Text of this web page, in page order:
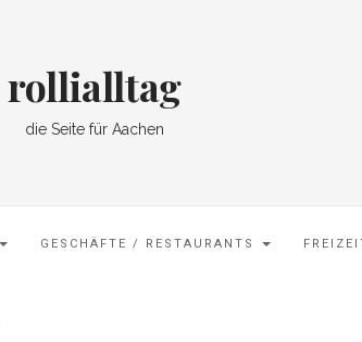
rollialltag
die Seite für Aachen
GESCHÄFTE / RESTAURANTS